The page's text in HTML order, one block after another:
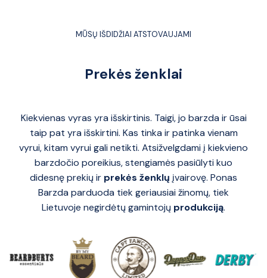
MŪSŲ IŠDIDŽIAI ATSTOVAUJAMI
Prekės ženklai
Kiekvienas vyras yra išskirtinis. Taigi, jo barzda ir ūsai
taip pat yra išskirtini. Kas tinka ir patinka vienam
vyrui, kitam vyrui gali netikti. Atsižvelgdami į kiekvieno
barzdočio poreikius, stengiamės pasiūlyti kuo
didesnę prekių ir prekės ženklų įvairovę. Ponas
Barzda parduoda tiek geriausiai žinomų, tiek
Lietuvoje negirdėtų gamintojų produkciją.